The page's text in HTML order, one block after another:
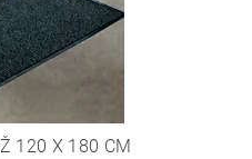
120 X 180 CM